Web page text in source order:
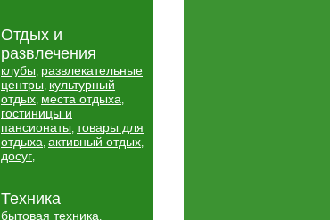
Отдых и
развлечения
клубы, развлекательные
центры, культурный
отдых, места отдыха,
гостиницы и
пансионаты, товары для
отдыха, активный отдых,
досуг,
Техника
бытовая техника,